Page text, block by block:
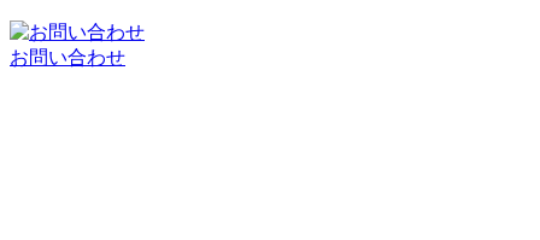
お問い合わせ